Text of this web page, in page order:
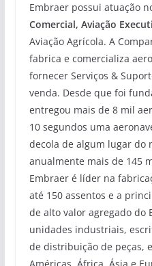
Embraer possui atuação
Comercial, Aviação
Aviação Agrícola. A
fabrica e comercializa
fornecer Serviços &
venda. Desde que foi
entregou mais de 8 mil
10 segundos uma
decola de algum lugar do
anualmente mais de 145
Embraer é líder na
até 150 assentos e a
de alto valor agregado do
unidades industriais,
de distribuição de peças,